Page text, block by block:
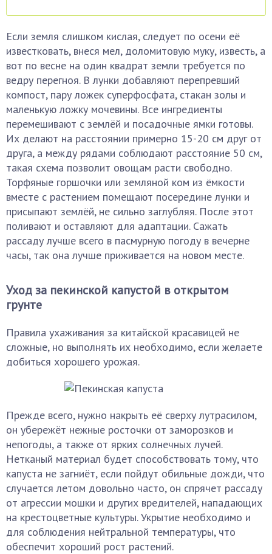
Если земля слишком кислая, следует по осени её
известковать, внеся мел, доломитовую муку, известь, а
вот по весне на один квадрат земли требуется по
ведру перегноя. В лунки добавляют перепревший
компост, пару ложек суперфосфата, стакан золы и
маленькую ложку мочевины. Все ингредиенты
перемешивают с землёй и посадочные ямки готовы.
Их делают на расстоянии примерно 15-20 см друг от
друга, а между рядами соблюдают расстояние 50 см,
такая схема позволит овощам расти свободно.
Торфяные горшочки или земляной ком из ёмкости
вместе с растением помещают посередине лунки и
присыпают землёй, не сильно заглубляя. После этот
поливают и оставляют для адаптации. Сажать
рассаду лучше всего в пасмурную погоду в вечерне
часы, так она лучше приживается на новом месте.
Уход за пекинской капустой в открытом
грунте
Правила ухаживания за китайской красавицей не
сложные, но выполнять их необходимо, если желаете
добиться хорошего урожая.
Прежде всего, нужно накрыть её сверху лутрасилом,
он убережёт нежные росточки от заморозков и
непогоды, а также от ярких солнечных лучей.
Нетканый материал будет способствовать тому, что
капуста не загниёт, если пойдут обильные дожди, что
случается летом довольно часто, он спрячет рассаду
от агрессии мошки и других вредителей, нападающих
на крестоцветные культуры. Укрытие необходимо и
для соблюдения нейтральной температуры, что
обеспечит хороший рост растений.